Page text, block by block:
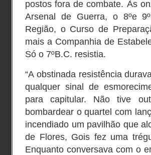
postos fora de combate. Às
Arsenal de Guerra, o 8ºe
Região, o Curso de
mais a Companhia de
Só o 7ºB.C. resistia.
“A obstinada resistência
qualquer sinal de
para capitular. Não tive
bombardear o quartel com
incendiado um pavilhão que
de Flores, Gois fez uma
Enquanto conversava com o